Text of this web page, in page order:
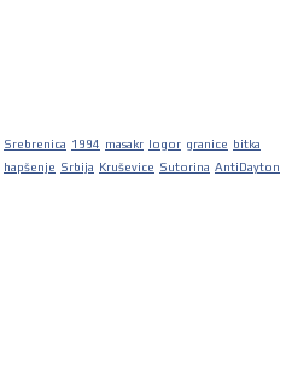
Srebrenica 1994 masakr logor granice bitka
hapšenje Srbija Kruševice Sutorina AntiDayton